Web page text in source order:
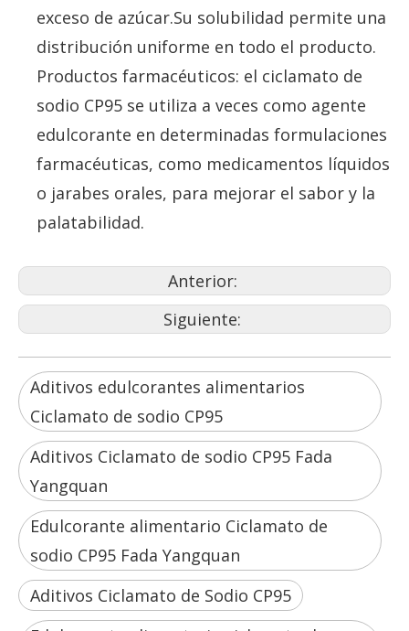
exceso de azúcar.Su solubilidad permite una
distribución uniforme en todo el producto.
Productos farmacéuticos: el ciclamato de
sodio CP95 se utiliza a veces como agente
edulcorante en determinadas formulaciones
farmacéuticas, como medicamentos líquidos
o jarabes orales, para mejorar el sabor y la
palatabilidad.
Anterior:
Siguiente:
Aditivos edulcorantes alimentarios
Ciclamato de sodio CP95
Aditivos Ciclamato de sodio CP95 Fada
Yangquan
Edulcorante alimentario Ciclamato de
sodio CP95 Fada Yangquan
Aditivos Ciclamato de Sodio CP95